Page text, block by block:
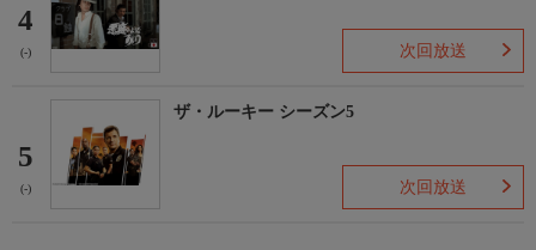
4
(-) 次回放送
5
(-)
ザ・ルーキー シーズン5
次回放送